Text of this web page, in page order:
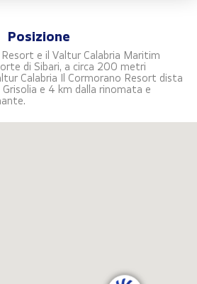
Posizione
e il Valtur Calabria Maritim
di Sibari, a circa 200 metri
Calabria Il Cormorano Resort dista
e 4 km dalla rinomata e